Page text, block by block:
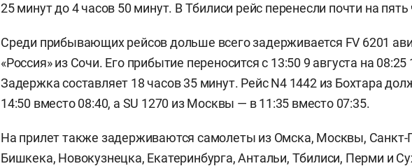
25 минут до 4 часов 50 минут. В Тбилиси рейс перенесли почти на пять
Среди прибывающих рейсов дольше всего задерживается FV 6201
«Россия» из Сочи. Его прибытие переносится с 13:50 9 августа на 08:25
Задержка составляет 18 часов 35 минут. Рейс N4 1442 из Бохтара
14:50 вместо 08:40, а SU 1270 из Москвы — в 11:35 вместо 07:35.
На прилет также задерживаются самолеты из Омска, Москвы, Санкт-
Бишкека, Новокузнецка, Екатеринбурга, Антальи, Тбилиси, Перми и